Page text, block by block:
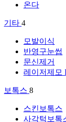
온다
기타 4
모발이식
반영구눈썹
문신제거
레이저제모
보톡스 8
스킨보톡스
사각턱보톡